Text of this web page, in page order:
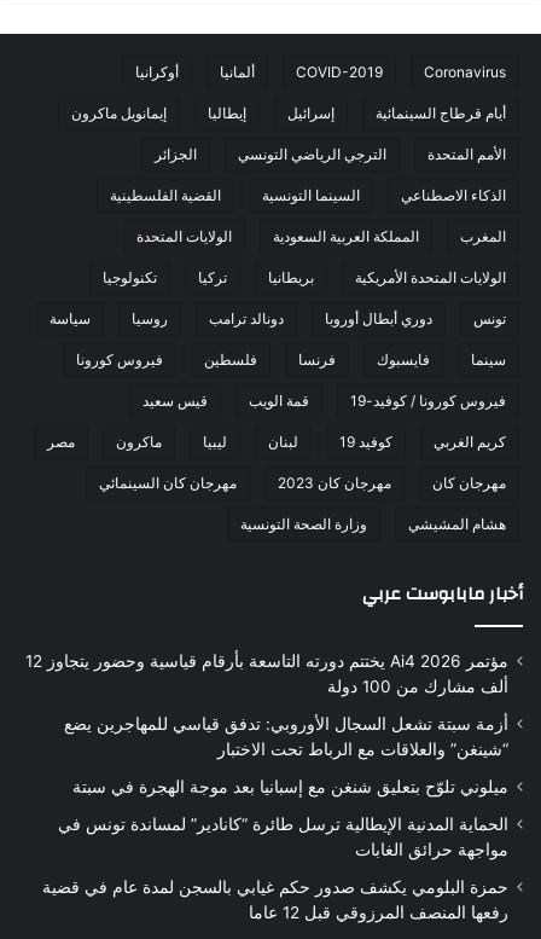
Coronavirus
COVID-2019 ألمانيا أوكرانيا
أيام قرطاج السينمائية إسرائيل إيطاليا إيمانويل ماكرون
الأمم المتحدة الترجي الرياضي التونسي الجزائر
الذكاء الاصطناعي السينما التونسية القضية الفلسطينية
المغرب المملكة العربية السعودية الولايات المتحدة
الولايات المتحدة الأمريكية بريطانيا تركيا تكنولوجيا
تونس دوري أبطال أوروبا دونالد ترامب روسيا سياسة
سينما فايسبوك فرنسا فلسطين فيروس كورونا
فيروس كورونا / كوفيد-19 قمة الويب قيس سعيد
كريم الغربي كوفيد 19 لبنان ليبيا ماكرون مصر
مهرجان كان مهرجان كان 2023 مهرجان كان السينمائي
هشام المشيشي وزارة الصحة التونسية
أخبار مابابوست عربي
مؤتمر Ai4 2026 يختتم دورته التاسعة بأرقام قياسية وحضور يتجاوز 12
ألف مشارك من 100 دولة
أزمة سبتة تشعل السجال الأوروبي: تدفق قياسي للمهاجرين يضع
“شينغن” والعلاقات مع الرباط تحت الاختبار
ميلوني تلوّح بتعليق شنغن مع إسبانيا بعد موجة الهجرة في سبتة
الحماية المدنية الإيطالية ترسل طائرة “كانادير” لمساندة تونس في
مواجهة حرائق الغابات
حمزة البلومي يكشف صدور حكم غيابي بالسجن لمدة عام في قضية
رفعها المنصف المرزوقي قبل 12 عاما